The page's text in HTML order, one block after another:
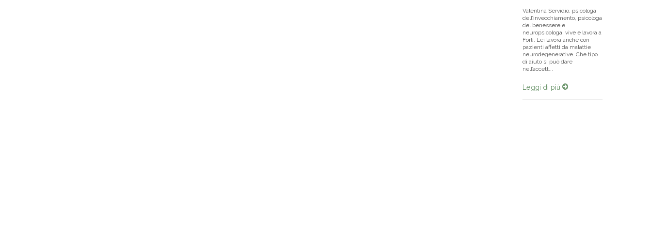
Valentina Servidio, psicologa
dell’invecchiamento, psicologa
del benessere e
neuropsicologa, vive e lavora a
Forlì. Lei lavora anche con
pazienti affetti da malattie
neurodegenerative. Che tipo
di aiuto si può dare
nell’accett...
Leggi di più